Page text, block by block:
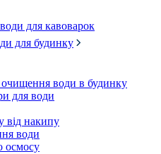
для кавоварок
для будинку
очищення води в будинку
для води
від накипу
води
осмосу